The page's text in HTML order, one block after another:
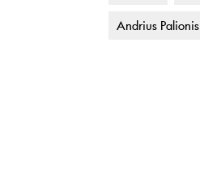
Andrius Palionis